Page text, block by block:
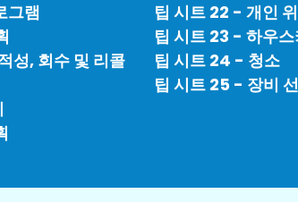
그램
성, 회수 및 리콜
팁 시트 22 - 개인
팁 시트 23 - 하우스
팁 시트 24 - 청소
팁 시트 25 - 장비